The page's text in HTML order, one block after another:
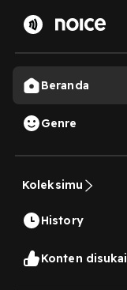
Beranda
Genre
Koleksimu
History
Konten disukai